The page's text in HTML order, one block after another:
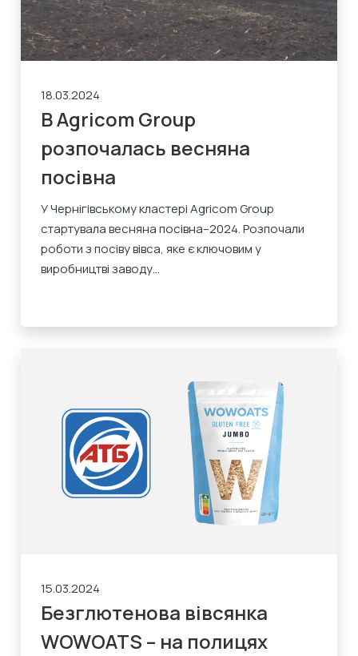
18.03.2024
В Agricom Group
розпочалась весняна
посівна
У Чернігівському кластері Agricom Group
стартувала весняна посівна–2024. Розпочали
роботи з посіву вівса, яке є ключовим у
виробництві заводу...
15.03.2024
Безглютенова вівсянка
WOWOATS – на полицях